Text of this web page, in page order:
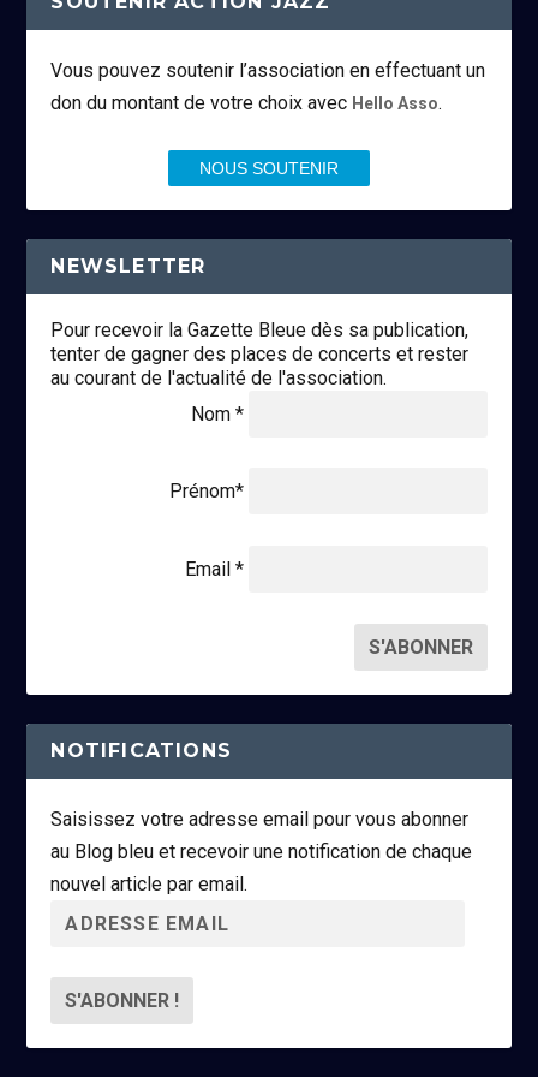
Vous pouvez soutenir l’association en effectuant un
don du montant de votre choix avec Hello Asso.
NOUS SOUTENIR
NEWSLETTER
Pour recevoir la Gazette Bleue dès sa publication,
tenter de gagner des places de concerts et rester
au courant de l'actualité de l'association.
Nom *
Prénom*
Email *
NOTIFICATIONS
Saisissez votre adresse email pour vous abonner
au Blog bleu et recevoir une notification de chaque
nouvel article par email.
r
s